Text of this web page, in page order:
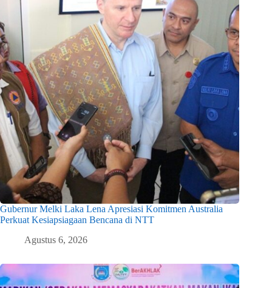
Gubernur Melki Laka Lena Apresiasi Komitmen Australia
Perkuat Kesiapsiagaan Bencana di NTT
Agustus 6, 2026